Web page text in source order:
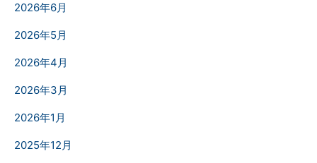
2026年6月
2026年5月
2026年4月
2026年3月
2026年1月
2025年12月